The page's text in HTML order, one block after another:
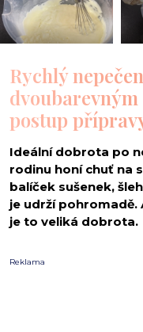
Rychlý
postup
Ideální dobrota po
rodinu honí chuť na
balíček sušenek,
je udrží pohromadě.
je to veliká dobrota.
Reklama